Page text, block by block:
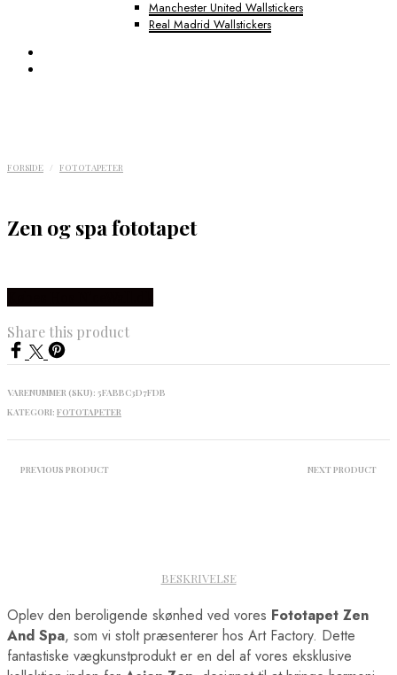
Manchester United Wallstickers
Real Madrid Wallstickers
FORSIDE / FOTOTAPETER
Zen og spa fototapet
Share this product
VARENUMMER (SKU): 5FABBC3D7FDB
KATEGORI: FOTOTAPETER
PREVIOUS PRODUCT NEXT PRODUCT
BESKRIVELSE
Oplev den beroligende skønhed ved vores Fototapet Zen
And Spa, som vi stolt præsenterer hos Art Factory. Dette
fantastiske vægkunstprodukt er en del af vores eksklusive